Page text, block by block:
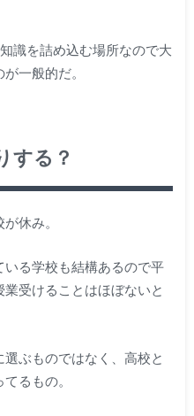
識を詰め込む場所なので大
一般的だ。
する？
休み。
る学校も結構あるので平
受けることはほぼないと
ぶものではなく、高校と
るもの。